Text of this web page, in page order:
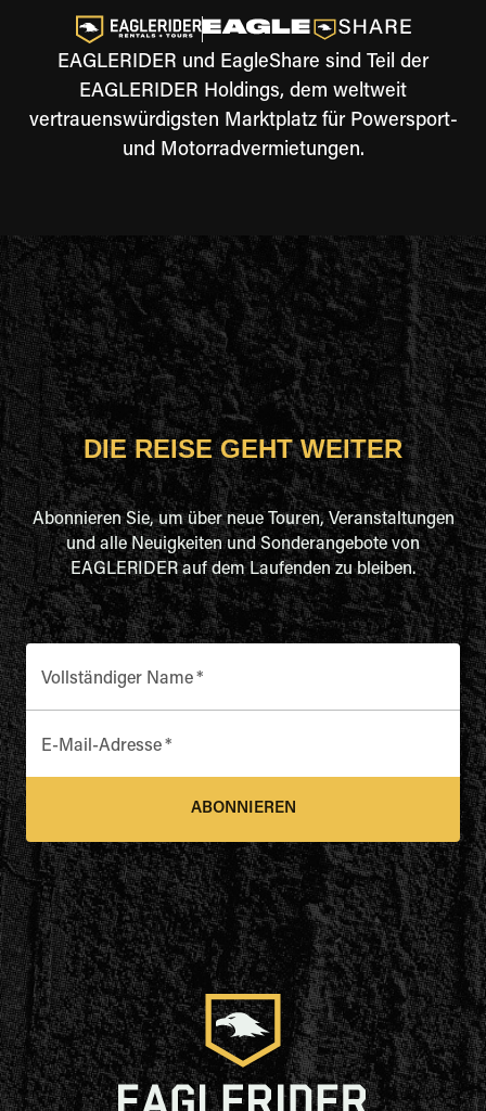
EAGLERIDER und EagleShare sind Teil der
EAGLERIDER Holdings, dem weltweit
vertrauenswürdigsten Marktplatz für Powersport-
und Motorradvermietungen.
DIE REISE GEHT WEITER
Abonnieren Sie, um über neue Touren, Veranstaltungen
und alle Neuigkeiten und Sonderangebote von
EAGLERIDER auf dem Laufenden zu bleiben.
Vollständiger Name*
E-Mail-Adresse*
ABONNIEREN